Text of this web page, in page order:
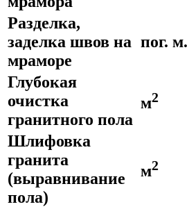
Разделка,
заделка швов на
мраморе
пог. м.
Глубокая
очистка
гранитного пола
м2
Шлифовка
гранита
(выравнивание
пола)
м2